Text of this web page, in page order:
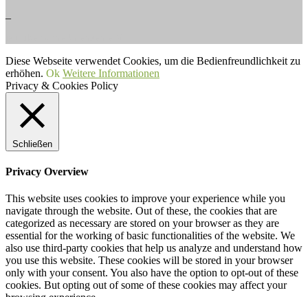
Diese Webseite verwendet Cookies, um die Bedienfreundlichkeit zu
erhöhen. Ok Weitere Informationen
Privacy & Cookies Policy
Schließen
Privacy Overview
This website uses cookies to improve your experience while you
navigate through the website. Out of these, the cookies that are
categorized as necessary are stored on your browser as they are
essential for the working of basic functionalities of the website. We
also use third-party cookies that help us analyze and understand how
you use this website. These cookies will be stored in your browser
only with your consent. You also have the option to opt-out of these
cookies. But opting out of some of these cookies may affect your